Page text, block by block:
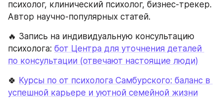
психолог, клинический психолог, бизнес-трекер.
Автор научно-популярных статей.
🔥 Запись на индивидуальную консультацию
психолога: бот Центра для уточнения деталей
по консультации (отвечают настоящие люди)
🍀 Курсы по от психолога Самбурского: баланс в
успешной карьере и уютной семейной жизни